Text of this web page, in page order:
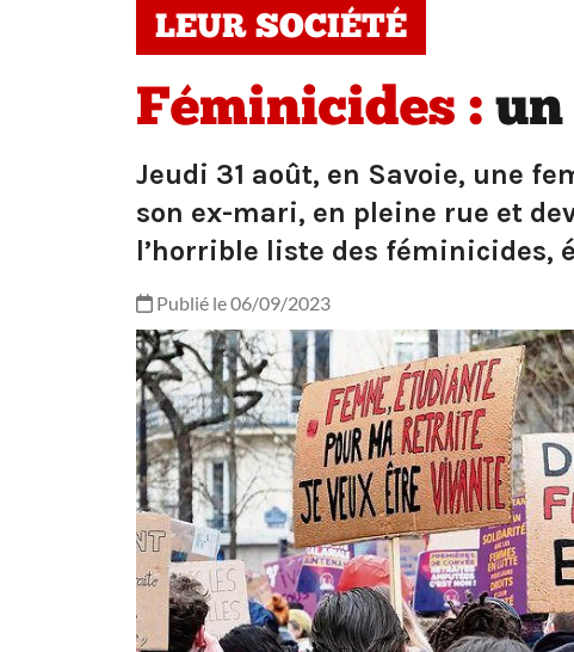
LEUR SOCIÉTÉ
Féminicides : un
Jeudi 31 août, en Savoie, une
son ex-mari, en pleine rue et
l’horrible liste des féminicides,
Publié le 06/09/2023